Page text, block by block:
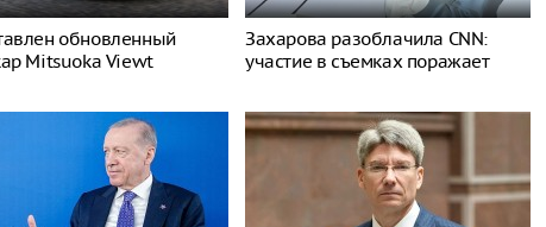
обновленный
Mitsuoka Viewt
Захарова разоблачила CNN:
участие в съемках поражает